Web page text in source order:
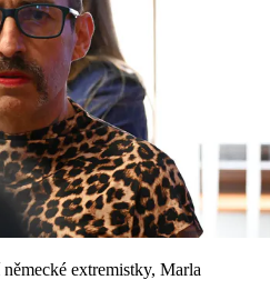
extremistky, Marla